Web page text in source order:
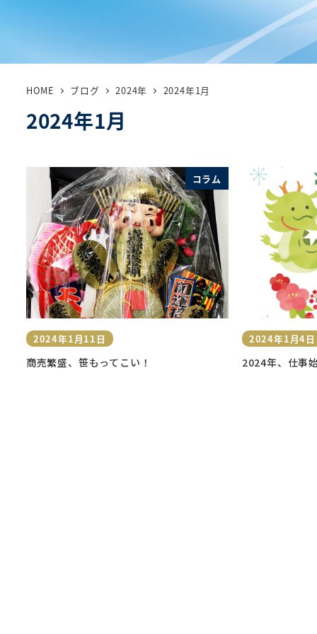
HOME ブログ 2024年 2024年1月
2024年1月
コラム
商売繁盛、笹もってこい！
投稿日
2024年1月11日
2024年、仕事
投稿日
2024年1月4日